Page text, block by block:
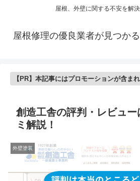
屋根、外壁に関する不安を解決
屋根修理の優良業者が見つか
【PR】本記事にはプロモーションが含ま
創造工舎の評判・レビュー
ミ解説！
外壁塗装